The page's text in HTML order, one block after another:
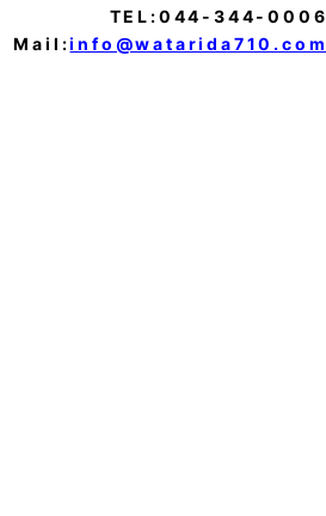
TEL:044-344-0006
Mail:info@watarida710.com